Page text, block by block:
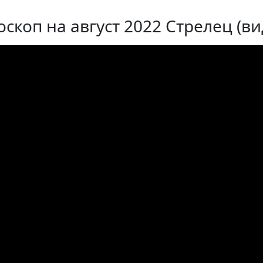
на август 2022 Стрелец